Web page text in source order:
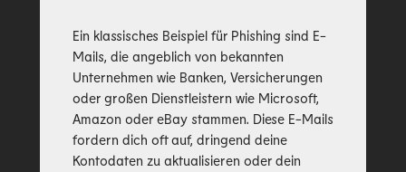
Ein klassisches Beispiel für Phishing sind E-
Mails, die angeblich von bekannten
Unternehmen wie Banken, Versicherungen
oder großen Dienstleistern wie Microsoft,
Amazon oder eBay stammen. Diese E-Mails
fordern dich oft auf, dringend deine
Kontodaten zu aktualisieren oder dein